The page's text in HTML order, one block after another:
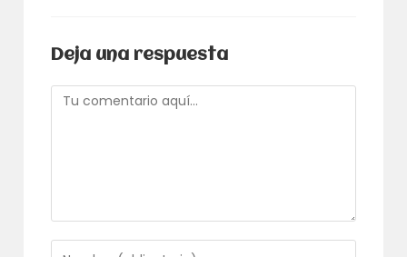
Deja una respuesta
Comentario